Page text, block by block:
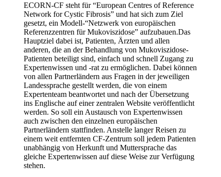
ECORN-CF steht für “European Centres of Reference
Network for Cystic Fibrosis” und hat sich zum Ziel
gesetzt, ein Modell-“Netzwerk von europäischen
Referenzzentren für Mukoviszidose” aufzubauen.Das
Hauptziel dabei ist, Patienten, Ärzten und allen
anderen, die an der Behandlung von Mukoviszidose-
Patienten beteiligt sind, einfach und schnell Zugang zu
Expertenwissen und -rat zu ermöglichen. Dabei können
von allen Partnerländern aus Fragen in der jeweiligen
Landessprache gestellt werden, die von einem
Expertenteam beantwortet und nach der Übersetzung
ins Englische auf einer zentralen Website veröffentlicht
werden. So soll ein Austausch von Expertenwissen
auch zwischen den einzelnen europäischen
Partnerländern stattfinden. Anstelle langer Reisen zu
einem weit entfernten CF-Zentrum soll jedem Patienten
unabhängig von Herkunft und Muttersprache das
gleiche Expertenwissen auf diese Weise zur Verfügung
stehen.